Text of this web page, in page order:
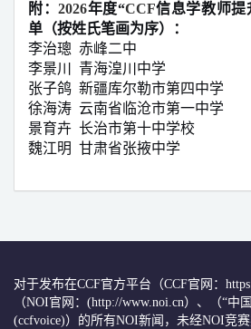
附：2026年度“CCF信息学教师提
单 （按姓氏笔画为序）
：
李治璁 赤峰二中
李景川
青海湟川中学
张子鸽 新疆库尔勒市第四中学
徐海涛 云南省临沧市第一中学
景育卉 长治市第十中学校
魏江明 甘肃省张掖中学
对于发布在CCF官方平台（CCF官网：
（NOI官网：(http://www.noi.cn）、（“中
(ccfvoice)）的所有NOI新闻，未经NOI竞